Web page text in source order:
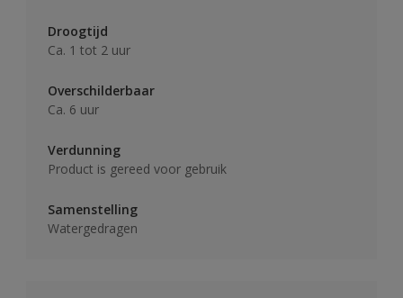
Droogtijd
Ca. 1 tot 2 uur
Overschilderbaar
Ca. 6 uur
Verdunning
Product is gereed voor gebruik
Samenstelling
Watergedragen